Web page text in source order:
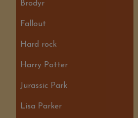
Brodyr
Fallout
Hard rock
Harry Potter
Jurassic Park
Lisa Parker